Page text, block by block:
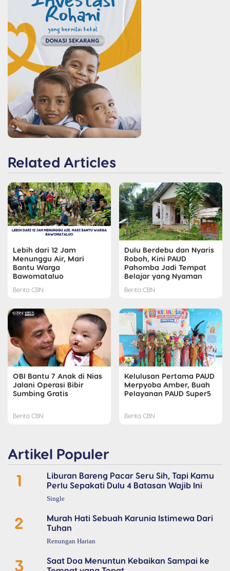
Related Articles
Lebih dari 12 Jam
Menunggu Air, Mari
Bantu Warga
Bawomataluo
Berita CBN
Dulu Berdebu dan Nyaris
Roboh, Kini PAUD
Pahomba Jadi Tempat
Belajar yang Nyaman
Berita CBN
OBI Bantu 7 Anak di Nias
Jalani Operasi Bibir
Sumbing Gratis
Berita CBN
Kelulusan Pertama PAUD
Merpyoba Amber, Buah
Pelayanan PAUD Super5
Berita CBN
Artikel Populer
1
Liburan Bareng Pacar Seru Sih, Tapi Kamu
Perlu Sepakati Dulu 4 Batasan Wajib Ini
Single
2
Murah Hati Sebuah Karunia Istimewa Dari
Tuhan
Renungan Harian
3
Saat Doa Menuntun Kebaikan Sampai ke